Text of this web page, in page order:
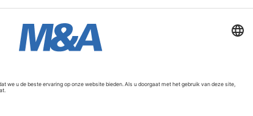
venture capital‑fonds